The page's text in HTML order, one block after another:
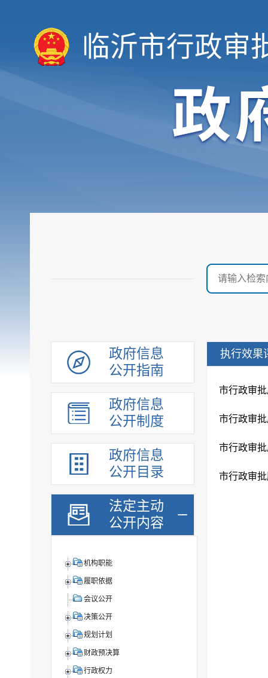
临沂市行政审
政府信息
公开指南
政府信息
公开制度
政府信息
公开目录
法定主动
公开内容
机构职能
履职依据
会议公开
决策公开
规划计划
财政预决算
行政权力
执行效果
市行政审
市行政审
市行政审
市行政审